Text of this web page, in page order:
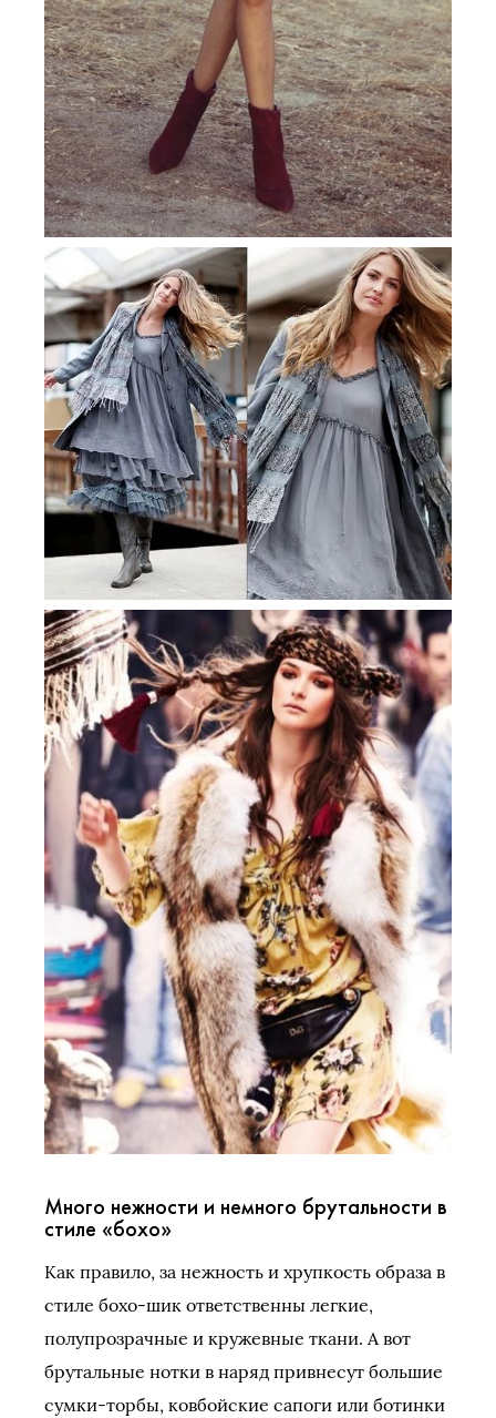
Много нежности и немного брутальности в
стиле «бохо»
Как правило, за нежность и хрупкость образа в
стиле бохо-шик ответственны легкие,
полупрозрачные и кружевные ткани. А вот
брутальные нотки в наряд привнесут большие
сумки-торбы, ковбойские сапоги или ботинки